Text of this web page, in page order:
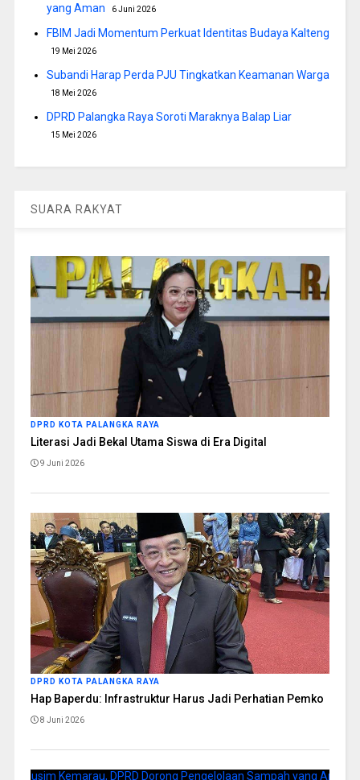
yang Aman
6 Juni 2026
FBIM Jadi Momentum Perkuat Identitas Budaya Kalteng
19 Mei 2026
Subandi Harap Perda PJU Tingkatkan Keamanan Warga
18 Mei 2026
DPRD Palangka Raya Soroti Maraknya Balap Liar
15 Mei 2026
SUARA RAKYAT
DPRD KOTA PALANGKA RAYA
Literasi Jadi Bekal Utama Siswa di Era Digital
9 Juni 2026
DPRD KOTA PALANGKA RAYA
Hap Baperdu: Infrastruktur Harus Jadi Perhatian Pemko
8 Juni 2026